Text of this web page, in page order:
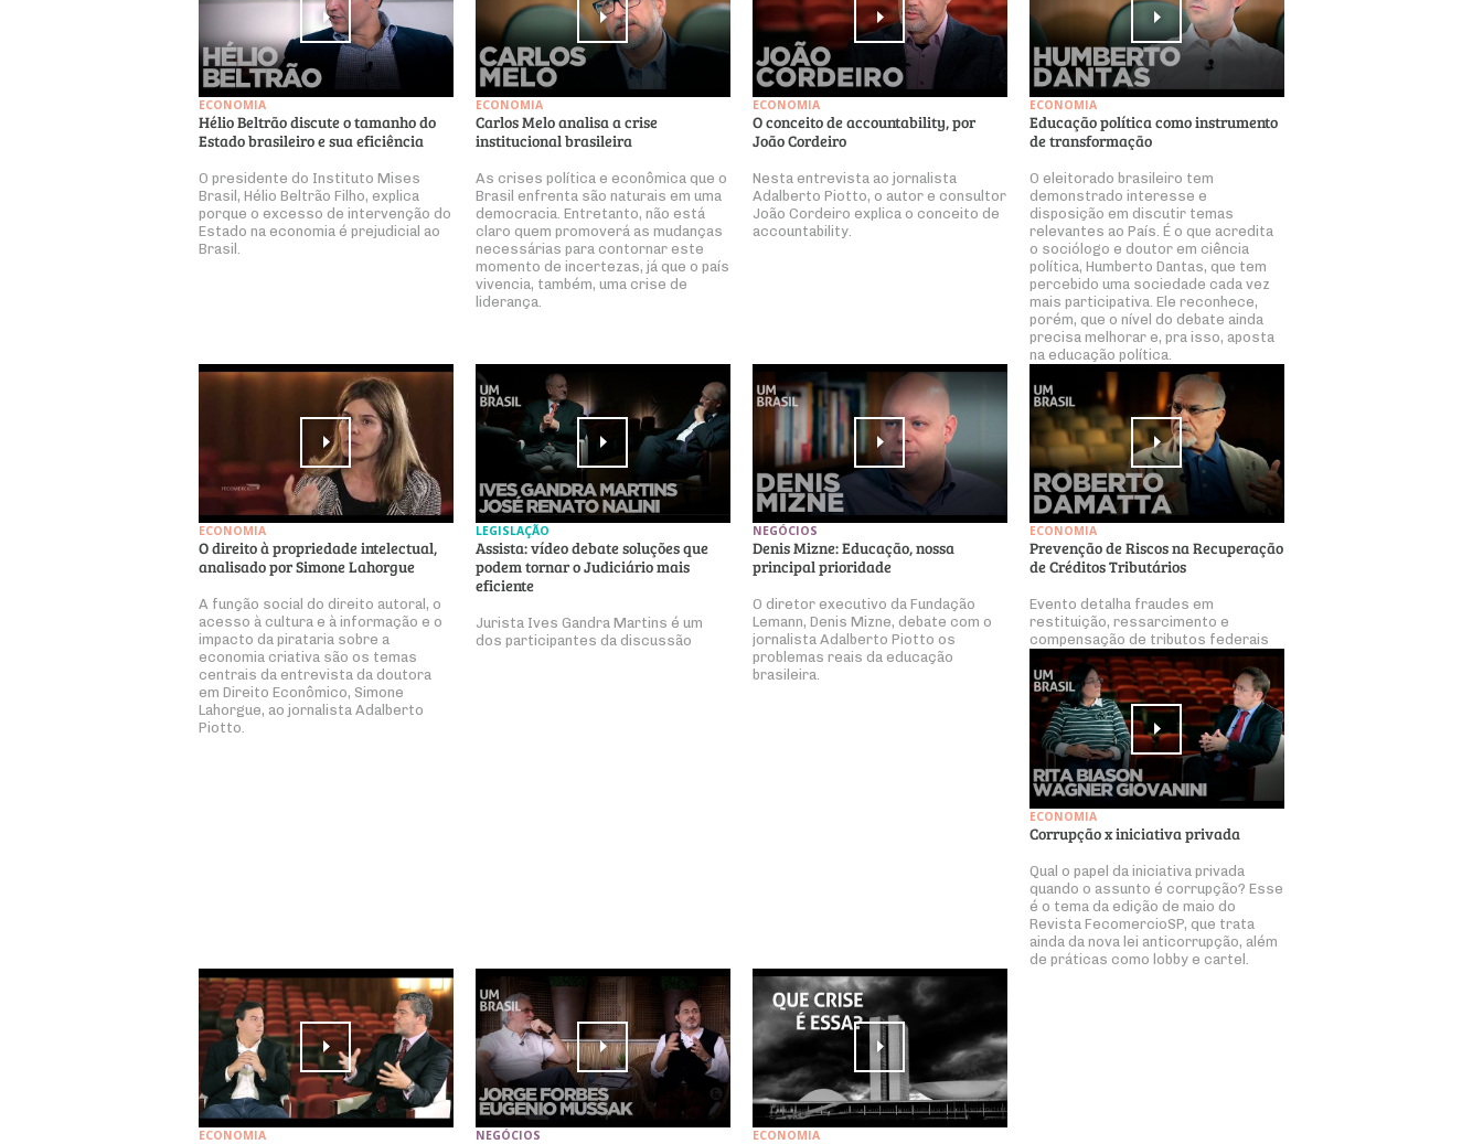
ECONOMIA
Hélio Beltrão discute o tamanho do
Estado brasileiro e sua eficiência
O presidente do Instituto Mises
Brasil, Hélio Beltrão Filho, explica
porque o excesso de intervenção do
Estado na economia é prejudicial ao
Brasil.
ECONOMIA
Carlos Melo analisa a crise
institucional brasileira
As crises política e econômica que o
Brasil enfrenta são naturais em uma
democracia. Entretanto, não está
claro quem promoverá as mudanças
necessárias para contornar este
momento de incertezas, já que o país
vivencia, também, uma crise de
liderança.
ECONOMIA
O conceito de accountability, por
João Cordeiro
Nesta entrevista ao jornalista
Adalberto Piotto, o autor e consultor
João Cordeiro explica o conceito de
accountability.
ECONOMIA
Educação política como instrumento
de transformação
O eleitorado brasileiro tem
demonstrado interesse e
disposição em discutir temas
relevantes ao País. É o que acredita
o sociólogo e doutor em ciência
política, Humberto Dantas, que tem
percebido uma sociedade cada vez
mais participativa. Ele reconhece,
porém, que o nível do debate ainda
precisa melhorar e, pra isso, aposta
na educação política.
ECONOMIA
O direito à propriedade intelectual,
analisado por Simone Lahorgue
A função social do direito autoral, o
acesso à cultura e à informação e o
impacto da pirataria sobre a
economia criativa são os temas
centrais da entrevista da doutora
em Direito Econômico, Simone
Lahorgue, ao jornalista Adalberto
Piotto.
LEGISLAÇÃO
Assista: vídeo debate soluções que
podem tornar o Judiciário mais
eficiente
Jurista Ives Gandra Martins é um
dos participantes da discussão
NEGÓCIOS
Denis Mizne: Educação, nossa
principal prioridade
O diretor executivo da Fundação
Lemann, Denis Mizne, debate com o
jornalista Adalberto Piotto os
problemas reais da educação
brasileira.
ECONOMIA
Prevenção de Riscos na Recuperação
de Créditos Tributários
Evento detalha fraudes em
restituição, ressarcimento e
compensação de tributos federais
ECONOMIA
Corrupção x iniciativa privada
Qual o papel da iniciativa privada
quando o assunto é corrupção? Esse
é o tema da edição de maio do
Revista FecomercioSP, que trata
ainda da nova lei anticorrupção, além
de práticas como lobby e cartel.
ECONOMIA NEGÓCIOS ECONOMIA